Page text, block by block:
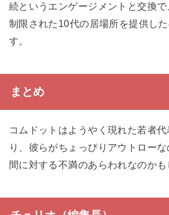
続というエンゲージメントと交換
制限された10代の居場所を提供し
す。
まとめ
コムドットはようやく現れた若者
り、彼らがちょっぴりアウトロー
間に対する不満のあらわれなのかも